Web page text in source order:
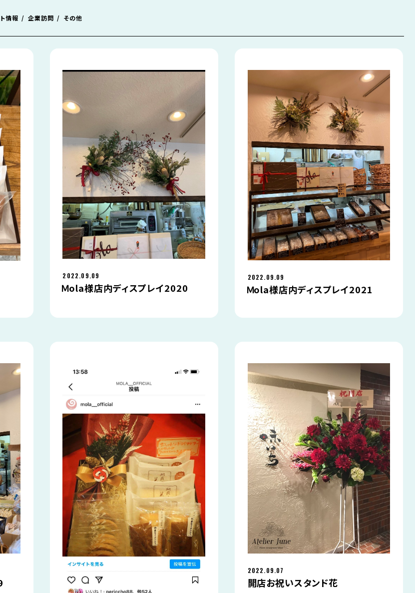
情報 企業訪問 その他
2022.09.09
Ｍola様店内ディスプレイ2020
2022.09.09
Ｍola様店内ディスプレイ2021
2022.09.07
開店お祝いスタンド花